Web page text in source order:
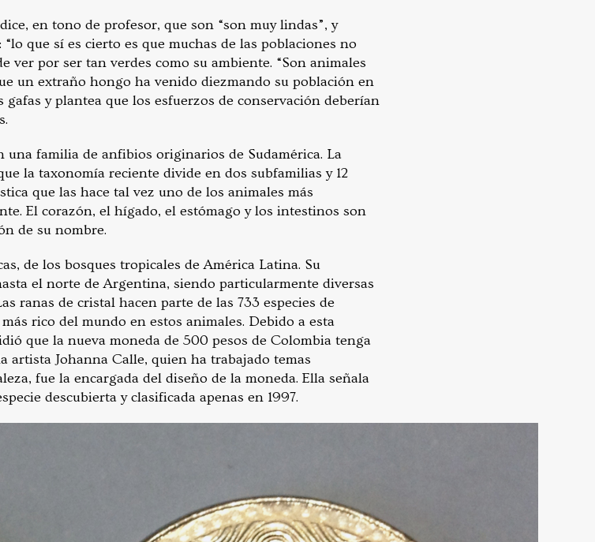
en tono de profesor, que son “son muy lindas”, y
que sí es cierto es que muchas de las poblaciones no
ver por ser tan verdes como su ambiente. “Son animales
un extraño hongo ha venido diezmando su población en
y plantea que los esfuerzos de conservación deberían
una familia de anfibios originarios de Sudamérica. La
la taxonomía reciente divide en dos subfamilias y 12
que las hace tal vez uno de los animales más
El corazón, el hígado, el estómago y los intestinos son
de su nombre.
de los bosques tropicales de América Latina. Su
el norte de Argentina, siendo particularmente diversas
ranas de cristal hacen parte de las 733 especies de
rico del mundo en estos animales. Debido a esta
que la nueva moneda de 500 pesos de Colombia tenga
artista Johanna Calle, quien ha trabajado temas
fue la encargada del diseño de la moneda. Ella señala
descubierta y clasificada apenas en 1997.